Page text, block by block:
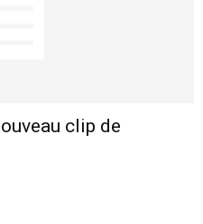
clip de